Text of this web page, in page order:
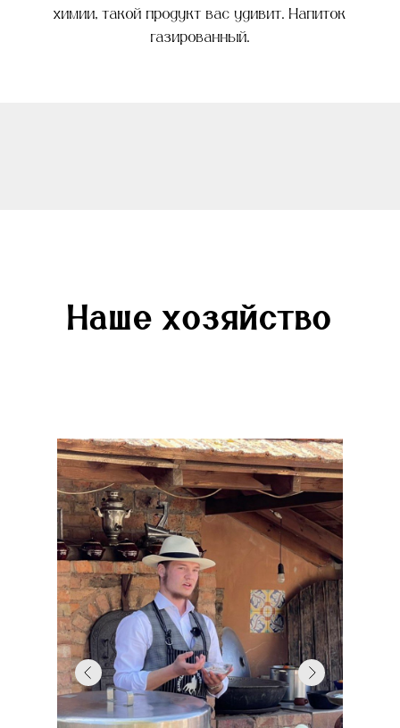
химии, такой продукт вас удивит. Напиток
газированный.
Наше хозяйство